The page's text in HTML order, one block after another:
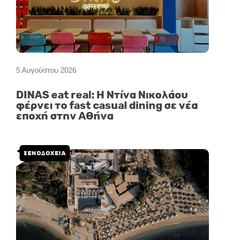
5 Αυγούστου 2026
DINAS eat real: Η Ντίνα Νικολάου
φέρνει το fast casual dining σε νέα
εποχή στην Αθήνα
ΞΕΝΟΔΟΧΕΙΑ